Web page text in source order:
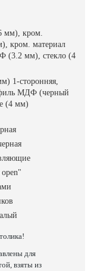
мм), кром.
кром. материал
(3.2 мм), стекло (4
1-сторонняя,
МДФ (черный
(4 мм)
open"
для
взяты из